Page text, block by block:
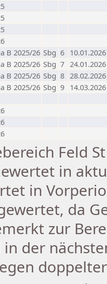
B 2025/26 Sbg 6 10.01.2026
B 2025/26 Sbg 7 24.01.2026
B 2025/26 Sbg 8 28.02.2026
B 2025/26 Sbg 9 14.03.2026
Feld
in
in
da
zur
in der